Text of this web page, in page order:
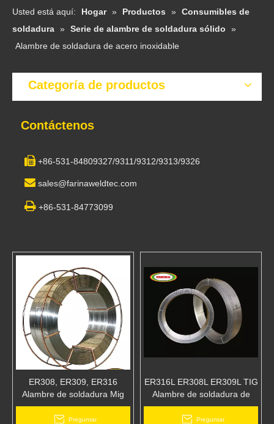
Usted está aquí: Hogar » Productos » Consumibles de
soldadura » Serie de alambre de soldadura sólido
»
Alambre de soldadura de acero inoxidable
Categoría de productos
Contáctenos
 +86-531-84809327/9311/9312/9313/9326
 sales@farinaweldtec.com
 +86-531-84773099
ER308, ER309, ER316
Alambre de soldadura Mig
Alambre de soldadura de
acero inoxidable
Preguntar
ER316L ER308L ER309L TIG
Alambre de soldadura de
acero inoxidable FARINA
Preguntar